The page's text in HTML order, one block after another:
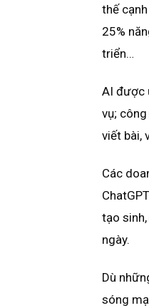
thế
25%
triển…
AI được
vụ;
viết bài,
Các
tạo
ngày.
Dù
sóng